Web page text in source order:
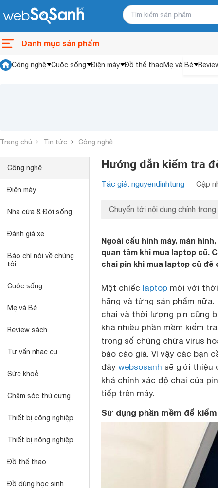
Danh mục sản phẩm
Công nghệ Cuộc sống Điện máy Đồ thể thaoMẹ và Bé
Trang chủ Tin tức Công nghệ
Công nghệ
Điện máy
Nhà cửa & Đời sống
Đánh giá xe
Báo chí nói về chúng
tôi
Cuộc sống
Mẹ và Bé
Review sách
Tư vấn nhạc cụ
Sức khoẻ
Chăm sóc thú cưng
Thiết bị công nghiệp
Thiết bị nông nghiệp
Đồ thể thao
Đồ dùng học sinh
Hướng dẫn kiểm tra
Tác giả: nguyendinhtung Cập
Chuyển tới nội dung chính trong
Ngoài cấu hình máy, màn
quan tâm khi mua laptop cũ.
chai pin khi mua laptop cũ
Một chiếc laptop mới với
hãng và từng sản phẩm
chai và thời lượng pin cũng
khá nhiều phần mềm kiểm
trong số chúng chứa virus
báo cáo giả. Vì vậy các bạn
đây websosanh sẽ giới thiệu
khá chính xác độ chai của
tiếp trên máy.
Sử dụng phần mềm để